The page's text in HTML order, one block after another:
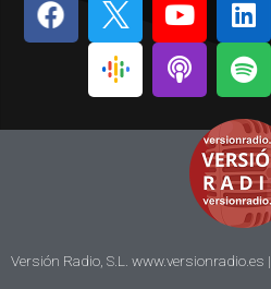
Versión Radio, S.L. www.versionradio.es |